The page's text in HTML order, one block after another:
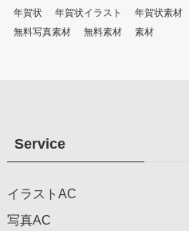
年賀状
年賀状イラスト 年賀状素材
無料写真素材
無料素材 素材
Service
イラストAC
写真AC